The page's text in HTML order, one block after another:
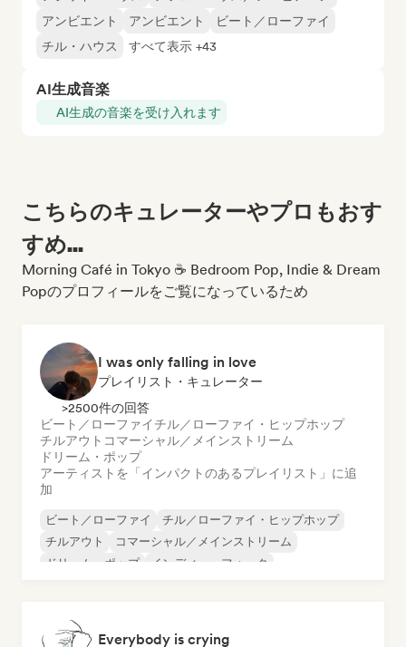
アンビエント
アンビエント
ビート／ローファイ
チル・ハウス
すべて表示 +43
AI生成音楽
AI生成の音楽を受け入れます
こちらのキュレーターやプロもおす
すめ...
Morning Café in Tokyo ☕ Bedroom Pop, Indie & Dream
Popのプロフィールをご覧になっているため
I was only falling in love
プレイリスト・キュレーター
>2500件の回答
ビート／ローファイチル／ローファイ・ヒップホップ
チルアウト コマーシャル／メインストリーム
ドリーム・ポップ
アーティストを「インパクトのあるプレイリスト」に追
加
ビート／ローファイ
チル／ローファイ・ヒップホップ
チルアウト
コマーシャル／メインストリーム
ドリーム・ポップ
インディー・フォーク
Everybody is crying